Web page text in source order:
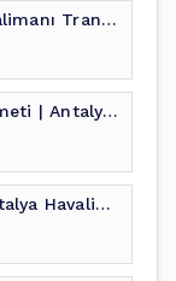
Port Akdeniz Cruise Havalimanı Transfer Hizmeti
Antalya VIP Transfer Hizmeti | Antalya Blue Transfer
Ekonomik VIP Private Antalya Havalimanı Transferi